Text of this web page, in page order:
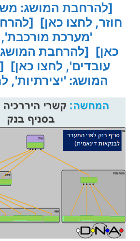
[להרחבת המושג:
חוזר, לחצו כאן]
'מערכת מורכבת',
כאן] [להרחבת
עובדים', לחצו כאן]
המושג: 'יצירתיות',